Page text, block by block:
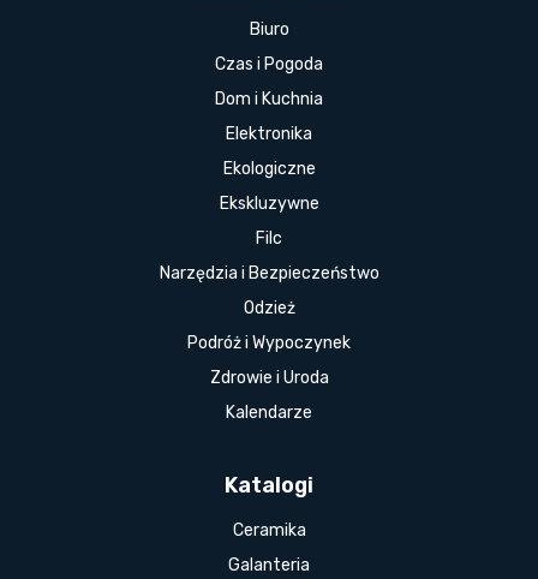
Biuro
Czas i Pogoda
Dom i Kuchnia
Elektronika
Ekologiczne
Ekskluzywne
Filc
Narzędzia i Bezpieczeństwo
Odzież
Podróż i Wypoczynek
Zdrowie i Uroda
Kalendarze
Katalogi
Ceramika
Galanteria